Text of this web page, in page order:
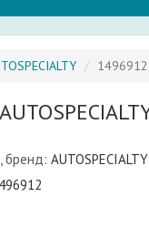
1496912
бренд: AUTOSPECIALTY